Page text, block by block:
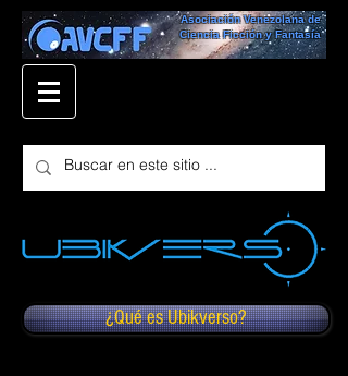
Asociación Venezolana de
Ciencia Ficción y Fantasía
¿Qué es Ubikverso?